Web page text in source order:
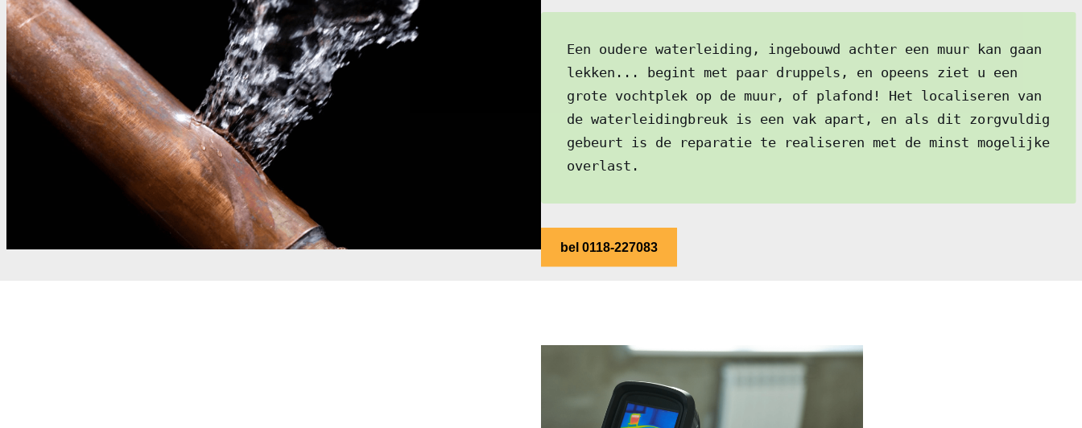
Een oudere waterleiding, ingebouwd achter een muur kan gaan
lekken... begint met paar druppels, en opeens ziet u een
grote vochtplek op de muur, of plafond! Het localiseren van
de waterleidingbreuk is een vak apart, en als dit zorgvuldig
gebeurt is de reparatie te realiseren met de minst mogelijke
overlast.
bel 0118-227083